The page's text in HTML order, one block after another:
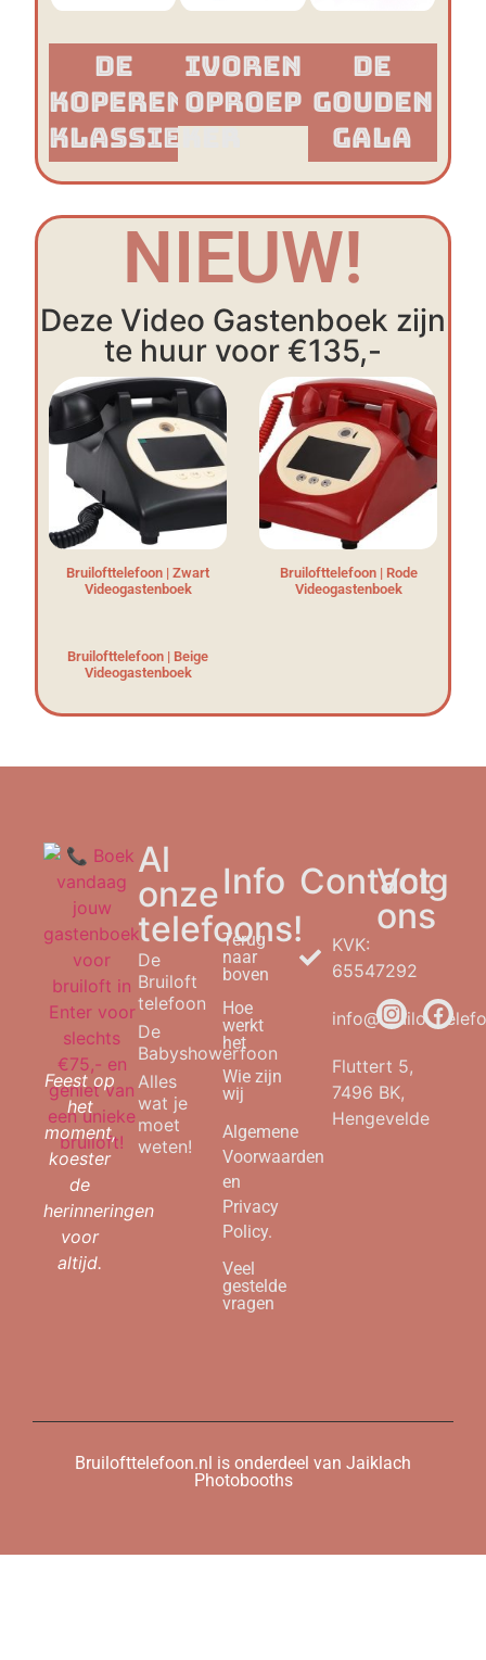
De
Koperen
Klassieker​
Ivoren
Oproep
De
Gouden
Gala
NIEUW!
Deze Video Gastenboek zijn
te huur voor €135,-
Bruilofttelefoon | Zwart
Videogastenboek
Bruilofttelefoon | Rode
Videogastenboek
Bruilofttelefoon | Beige
Videogastenboek
Feest op
het
moment,
koester
de
herinneringen
voor
altijd.
Al
onze
telefoons!
De
Bruiloft
telefoon
De
Babyshowerfoon
Alles
wat je
moet
weten!
Info
Terug
naar
boven
Hoe
werkt
het
Wie zijn
wij
Algemene
Voorwaarden
en
Privacy
Policy.
Veel
gestelde
vragen
Contact
KVK:
65547292
Fluttert 5,
7496 BK,
Hengevelde
Volg
ons
Bruilofttelefoon.nl is onderdeel van Jaiklach
Photobooths